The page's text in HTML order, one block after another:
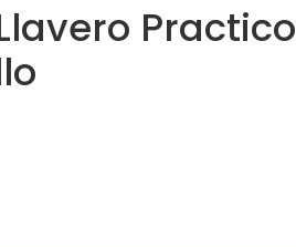
Practico